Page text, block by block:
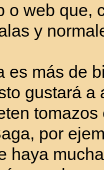
o web que,
y
es más de
gustará
por
haya